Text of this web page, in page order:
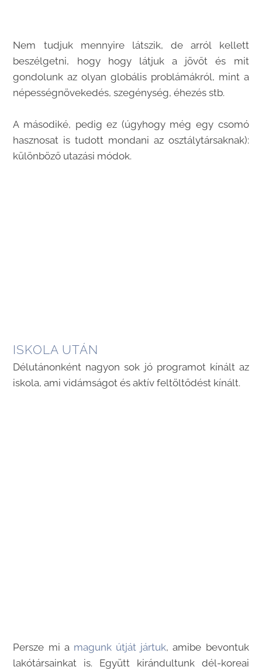
Nem tudjuk mennyire látszik, de arról kellett
beszélgetni, hogy hogy látjuk a jövőt és mit
gondolunk az olyan globális problámákról, mint a
népességnövekedés, szegénység, éhezés stb.
A másodiké, pedig ez (úgyhogy még egy csomó
hasznosat is tudott mondani az osztálytársaknak):
különböző utazási módok.
ISKOLA UTÁN
Délutánonként nagyon sok jó programot kínált az
iskola, ami vidámságot és aktív feltöltődést kínált.
Persze mi a magunk útját jártuk, amibe bevontuk
lakótársainkat is. Együtt kirándultunk dél-koreai